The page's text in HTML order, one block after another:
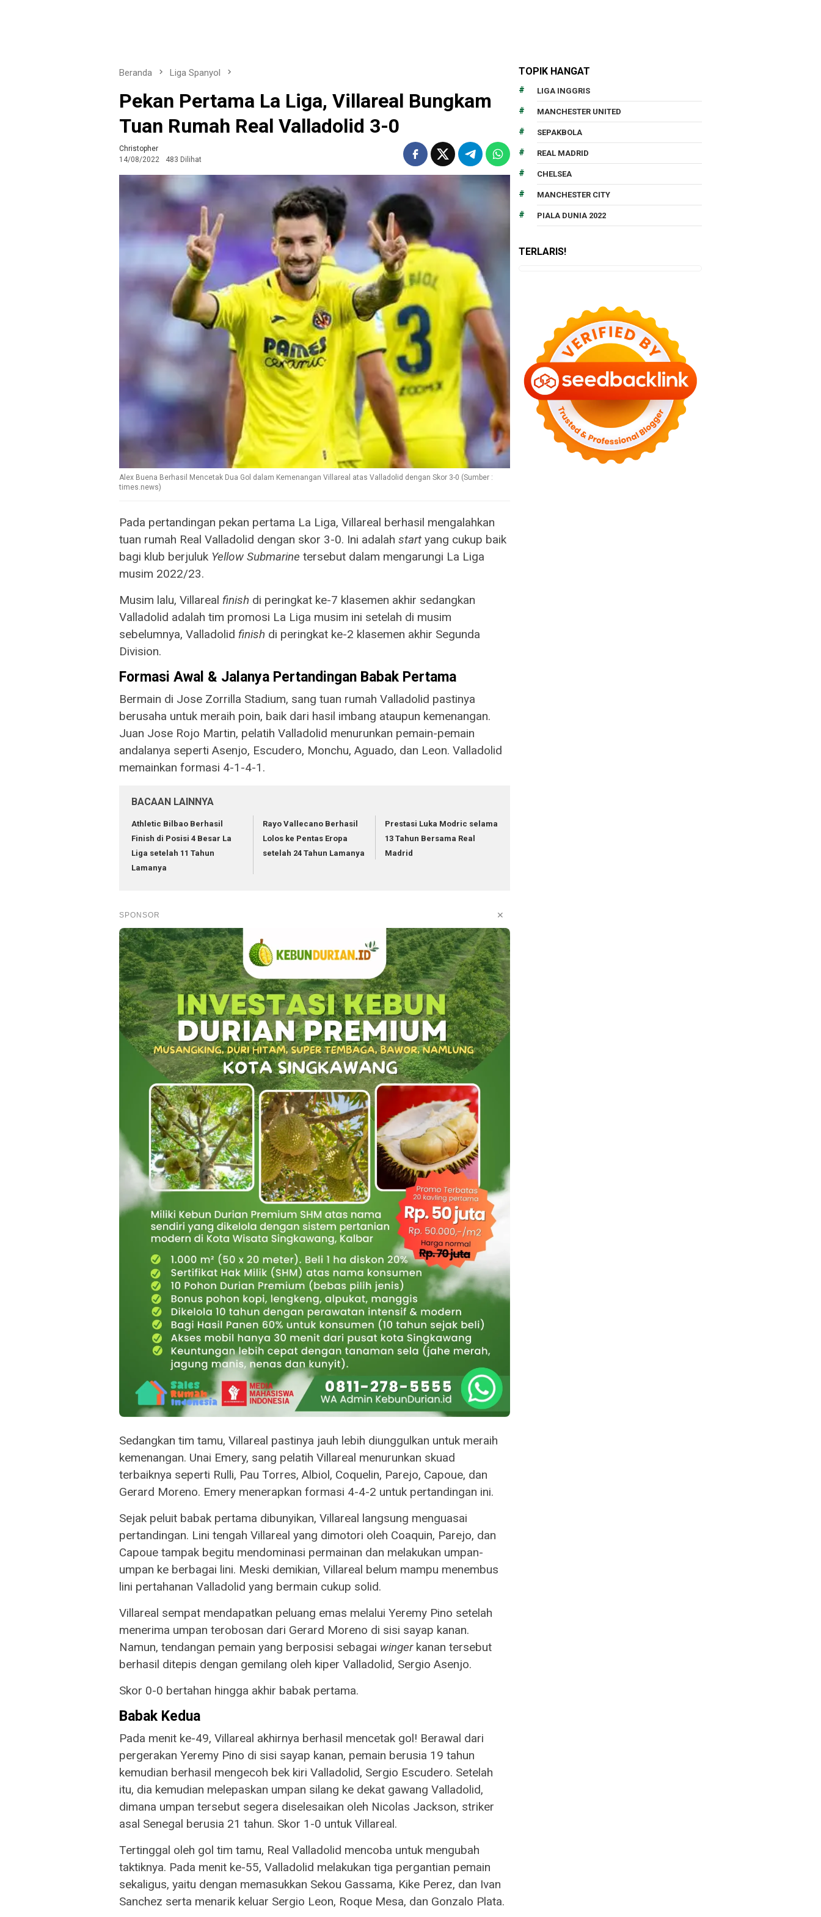
Beranda Liga Spanyol
Pekan Pertama La Liga, Villareal Bungkam
Tuan Rumah Real Valladolid 3-0
Christopher
14/08/2022
483 Dilihat
Alex Buena Berhasil Mencetak Dua Gol dalam Kemenangan Villareal atas Valladolid dengan Skor 3-0 (Sumber :
times.news)
Pada pertandingan pekan pertama La Liga, Villareal berhasil mengalahkan
tuan rumah Real Valladolid dengan skor 3-0. Ini adalah start yang cukup baik
bagi klub berjuluk Yellow Submarine tersebut dalam mengarungi La Liga
musim 2022/23.
Musim lalu, Villareal finish di peringkat ke-7 klasemen akhir sedangkan
Valladolid adalah tim promosi La Liga musim ini setelah di musim
sebelumnya, Valladolid finish di peringkat ke-2 klasemen akhir Segunda
Division.
Formasi Awal & Jalanya Pertandingan Babak Pertama
Bermain di Jose Zorrilla Stadium, sang tuan rumah Valladolid pastinya
berusaha untuk meraih poin, baik dari hasil imbang ataupun kemenangan.
Juan Jose Rojo Martin, pelatih Valladolid menurunkan pemain-pemain
andalanya seperti Asenjo, Escudero, Monchu, Aguado, dan Leon. Valladolid
memainkan formasi 4-1-4-1.
BACAAN LAINNYA
Athletic Bilbao Berhasil
Finish di Posisi 4 Besar La
Liga setelah 11 Tahun
Lamanya
Rayo Vallecano Berhasil
Lolos ke Pentas Eropa
setelah 24 Tahun Lamanya
Prestasi Luka Modric selama
13 Tahun Bersama Real
Madrid
SPONSOR ✕
Sedangkan tim tamu, Villareal pastinya jauh lebih diunggulkan untuk meraih
kemenangan. Unai Emery, sang pelatih Villareal menurunkan skuad
terbaiknya seperti Rulli, Pau Torres, Albiol, Coquelin, Parejo, Capoue, dan
Gerard Moreno. Emery menerapkan formasi 4-4-2 untuk pertandingan ini.
Sejak peluit babak pertama dibunyikan, Villareal langsung menguasai
pertandingan. Lini tengah Villareal yang dimotori oleh Coaquin, Parejo, dan
Capoue tampak begitu mendominasi permainan dan melakukan umpan-
umpan ke berbagai lini. Meski demikian, Villareal belum mampu menembus
lini pertahanan Valladolid yang bermain cukup solid.
Villareal sempat mendapatkan peluang emas melalui Yeremy Pino setelah
menerima umpan terobosan dari Gerard Moreno di sisi sayap kanan.
Namun, tendangan pemain yang berposisi sebagai winger kanan tersebut
berhasil ditepis dengan gemilang oleh kiper Valladolid, Sergio Asenjo.
Skor 0-0 bertahan hingga akhir babak pertama.
Babak Kedua
Pada menit ke-49, Villareal akhirnya berhasil mencetak gol! Berawal dari
pergerakan Yeremy Pino di sisi sayap kanan, pemain berusia 19 tahun
kemudian berhasil mengecoh bek kiri Valladolid, Sergio Escudero. Setelah
itu, dia kemudian melepaskan umpan silang ke dekat gawang Valladolid,
dimana umpan tersebut segera diselesaikan oleh Nicolas Jackson, striker
asal Senegal berusia 21 tahun. Skor 1-0 untuk Villareal.
Tertinggal oleh gol tim tamu, Real Valladolid mencoba untuk mengubah
taktiknya. Pada menit ke-55, Valladolid melakukan tiga pergantian pemain
sekaligus, yaitu dengan memasukkan Sekou Gassama, Kike Perez, dan Ivan
Sanchez serta menarik keluar Sergio Leon, Roque Mesa, dan Gonzalo Plata.
TOPIK HANGAT
LIGA INGGRIS
MANCHESTER UNITED
SEPAKBOLA
REAL MADRID
CHELSEA
MANCHESTER CITY
PIALA DUNIA 2022
TERLARIS!